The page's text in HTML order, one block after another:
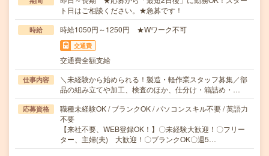
ト日はご相談ください。★急募です！
時給 時給1050円～1250円 ★Wワーク不可
交通費
交通費全額支給
仕事内容
＼未経験から始められる！製造・軽作業スタッフ募集／部
品の組み立てや加工、検査のほか、仕分け・箱詰め・…
応募資格
職種未経験OK / ブランクOK / パソコンスキル不要 / 英語力
不要
【来社不要、WEB登録OK！】〇未経験大歓迎！〇フリー
ター、主婦(夫) 大歓迎！〇ブランクOK〇週5…